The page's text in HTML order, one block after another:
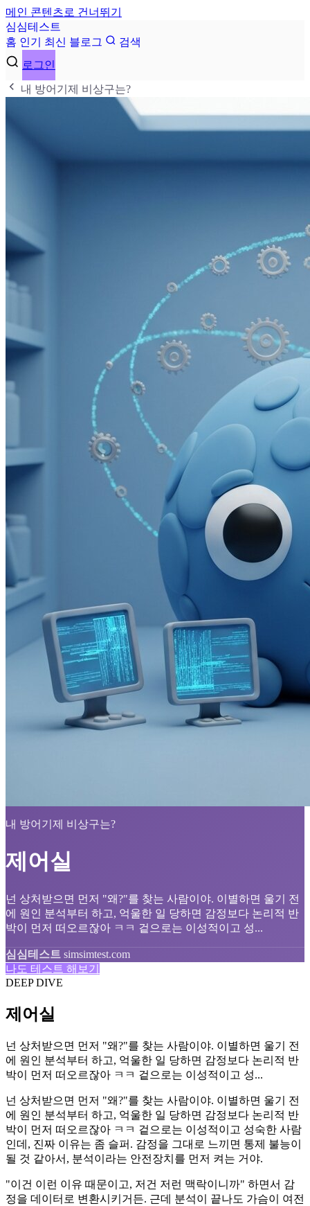
메인 콘텐츠로 건너뛰기
심심테 스 트
홈 인기 최신 블로그
검색
로그인
내 방어기제 비상구는?
내 방어기제 비상구는?
제어실
넌 상처받으면 먼저 "왜?"를 찾는 사람이야. 이별하면 울기 전
에 원인 분석부터 하고, 억울한 일 당하면 감정보다 논리적 반
박이 먼저 떠오르잖아 ㅋㅋ 겉으로는 이성적이고 성...
심심테스트 simsimtest.com
나도 테스트 해보기
DEEP DIVE
제어실
넌 상처받으면 먼저 "왜?"를 찾는 사람이야. 이별하면 울기 전
에 원인 분석부터 하고, 억울한 일 당하면 감정보다 논리적 반
박이 먼저 떠오르잖아 ㅋㅋ 겉으로는 이성적이고 성...
넌 상처받으면 먼저 "왜?"를 찾는 사람이야. 이별하면 울기 전
에 원인 분석부터 하고, 억울한 일 당하면 감정보다 논리적 반
박이 먼저 떠오르잖아 ㅋㅋ 겉으로는 이성적이고 성숙한 사람
인데, 진짜 이유는 좀 슬퍼. 감정을 그대로 느끼면 통제 불능이
될 것 같아서, 분석이라는 안전장치를 먼저 켜는 거야.
"이건 이런 이유 때문이고, 저건 저런 맥락이니까" 하면서 감
정을 데이터로 변환시키거든. 근데 분석이 끝나도 가슴이 여전